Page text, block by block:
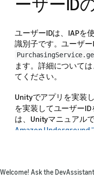
ユーザーIDは、IAPを
識別子です。ユーザー
ます。詳細については
てください。
Unityでアプリを実装
を実装してユーザー
は、Unityマニュアル
Amazon Underground
メソ
Welcome! Ask the DevAssistant